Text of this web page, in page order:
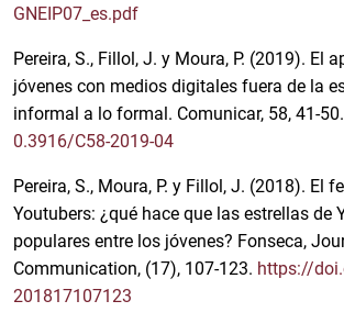
GNEIP07_es.pdf
Pereira, S., Fillol, J. y Moura, P. (2019). El
jóvenes con medios digitales fuera de la
informal a lo formal. Comunicar, 58, 41-50.
0.3916/C58-2019-04
Pereira, S., Moura, P. y Fillol, J. (2018). El
Youtubers: ¿qué hace que las estrellas de
populares entre los jóvenes? Fonseca,
Communication, (17), 107-123. https://
201817107123